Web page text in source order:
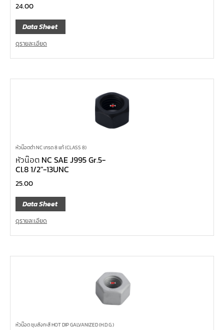
24.00
Data Sheet
ดูรายละเอียด
หัวน๊อตดำ NC เกรด 8 แท้ (CLASS 8)
หัวน๊อต NC SAE J995 Gr.5-
Cl.8 1/2″-13UNC
25.00
Data Sheet
ดูรายละเอียด
หัวน๊อต ชุบสังกะสี HOT DIP GALVANIZED (H.D.G.)